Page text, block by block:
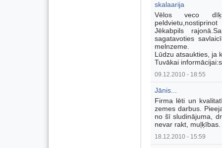
skalaarija
Vēlos veco
Jēkabpils
sagatavoties
melnzeme.
Lūdzu atsaukties, ja
Tuvākai
09.12.2010 - 18:55
Jānis...
Firma lēti un
zemes darbus.
no šī sludinājuma,
nevar rakt,
18.12.2010 - 15:59